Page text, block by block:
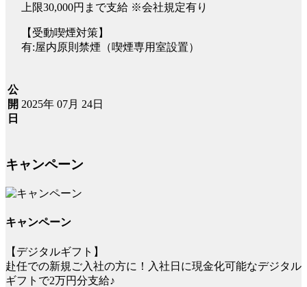
上限30,000円まで支給 ※会社規定有り
【受動喫煙対策】
有:屋内原則禁煙（喫煙専用室設置）
公
開
日
2025年 07月 24日
キャンペーン
キャンペーン
【デジタルギフト】
赴任での新規ご入社の方に！入社日に現金化可能なデジタル
ギフトで2万円分支給♪